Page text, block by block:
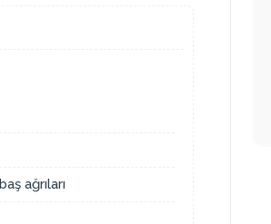
ağrıları